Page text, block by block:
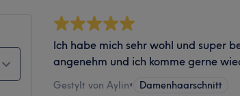
Ich habe mich sehr wohl und super
angenehm und ich komme gerne
Gestylt von Aylin• Damenhaarschnitt